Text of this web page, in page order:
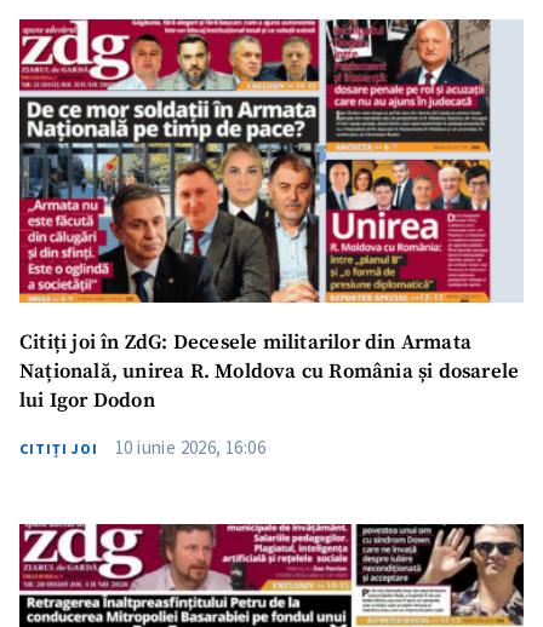
Trimite o informație
Despre ZdG
in English
на русском
Citiți joi în ZdG: Decesele militarilor din Armata
Națională, unirea R. Moldova cu România și dosarele
lui Igor Dodon
CITIȚI JOI 10 iunie 2026, 16:06